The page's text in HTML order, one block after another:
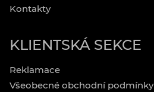
Kontakty
KLIENTSKÁ SEKCE
Reklamace
Všeobecné obchodní podmínky